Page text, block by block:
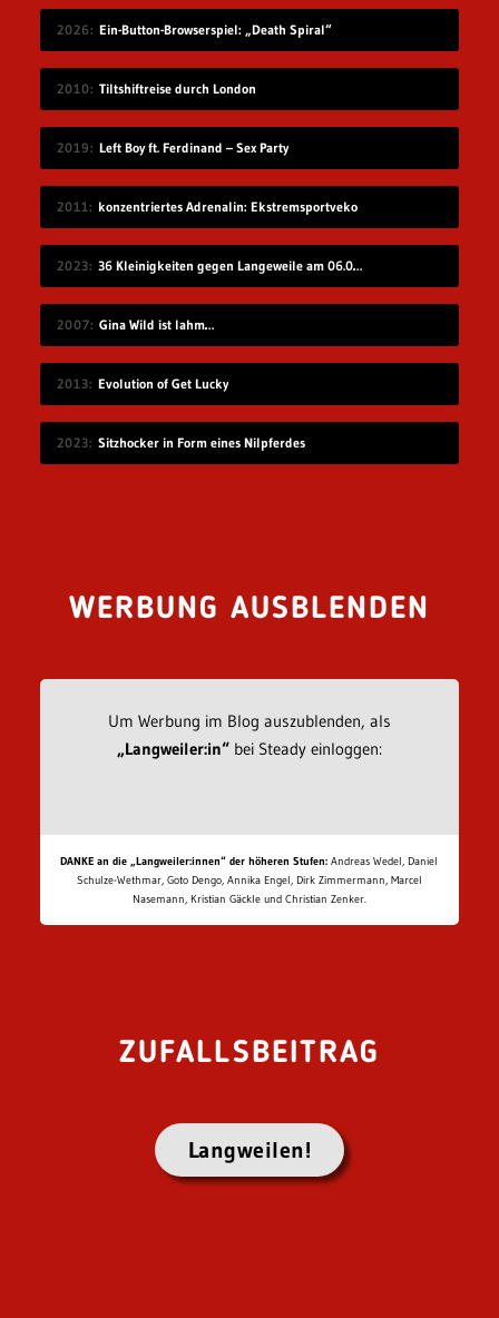
2026 Ein-Button-Browserspiel: „Death Spiral“
2010 Tiltshiftreise durch London
2019 Left Boy ft. Ferdinand – Sex Party
2011 konzentriertes Adrenalin: Ekstremsportveko
2023 36 Kleinigkeiten gegen Langeweile am 06.08.2023
2007 Gina Wild ist lahm…
2013 Evolution of Get Lucky
2023 Sitzhocker in Form eines Nilpferdes
WERBUNG AUSBLENDEN
Um Werbung im Blog auszublenden, als
„Langweiler:in“bei Steady einloggen:
DANKE an die „Langweiler:innen“ der höheren Stufen: Andreas Wedel, Daniel
Schulze-Wethmar, Goto Dengo, Annika Engel, Dirk Zimmermann, Marcel
Nasemann, Kristian Gäckle und Christian Zenker.
ZUFALLSBEITRAG
Langweilen!